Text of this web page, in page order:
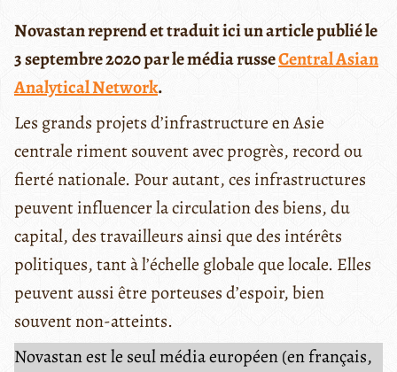
Novastan reprend et traduit ici un article publié le
3 septembre 2020 par le média russeCentral Asian
Analytical Network.
Les grands projets d’infrastructure en Asie
centrale riment souvent avec progrès, record ou
fierté nationale. Pour autant, ces infrastructures
peuvent influencer la circulation des biens, du
capital, des travailleurs ainsi que des intérêts
politiques, tant à l’échelle globale que locale. Elles
peuvent aussi être porteuses d’espoir, bien
souvent non-atteints.
Novastan est le seul média européen (en français,